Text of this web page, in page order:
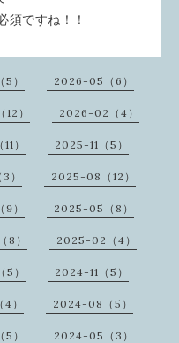
須ですね！！
） 2026-05（6）
） 2026-02（4）
） 2025-11（5）
） 2025-08（12）
） 2025-05（8）
8） 2025-02（4）
） 2024-11（5）
） 2024-08（5）
） 2024-05（3）